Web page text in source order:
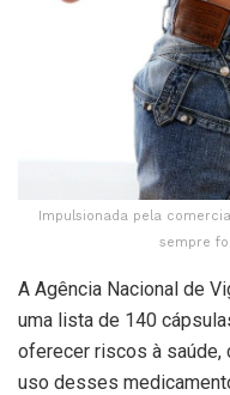
Impulsionada pela
sempre
A Agência Nacional de
uma lista de 140
oferecer riscos à saúde,
uso desses